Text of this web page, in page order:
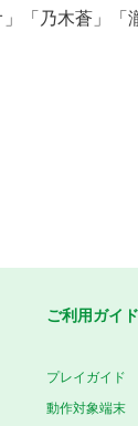
「乃木蒼」「
ご利用ガイド
プレイガイド
動作対象端末